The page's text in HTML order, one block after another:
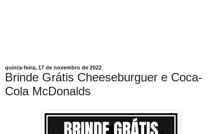
quinta-feira, 17 de novembro de 2022
Brinde Grátis Cheeseburguer e Coca-
Cola McDonalds